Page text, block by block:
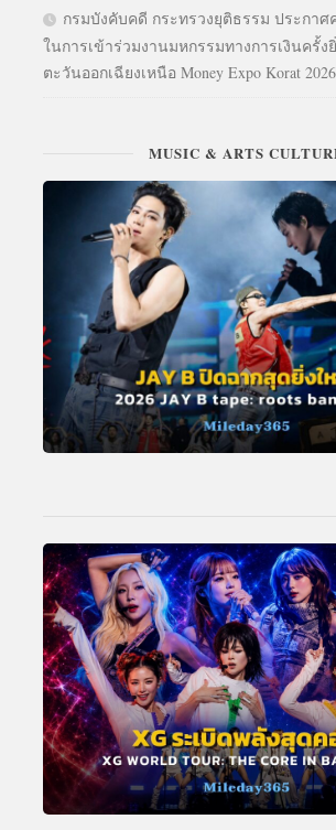
กรมบังคับคดี กระทรวงยุติธรรม ประกาศ
ในการเข้าร่วมงานมหกรรมทางการเงินครั้
ตะวันออกเฉียงเหนือ Money Expo Korat 2026
MUSIC & ARTS